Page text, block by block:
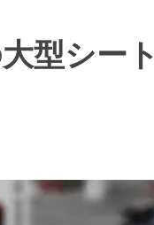
型シー